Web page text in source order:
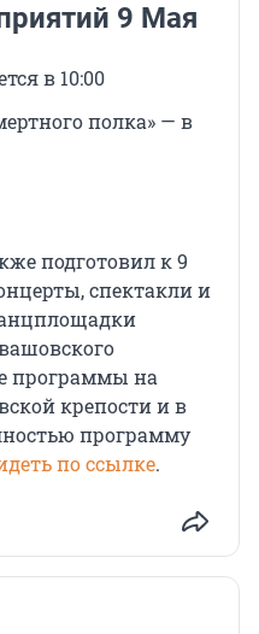
9 Мая
в 10:00
полка» — в
подготовил к 9
спектакли и
программы на
крепости и в
программу
по ссылке.